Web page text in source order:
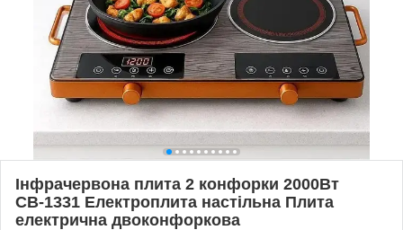
Інфрачервона плита 2 конфорки 2000Вт
СВ-1331 Електроплита настільна Плита
електрична двоконфоркова